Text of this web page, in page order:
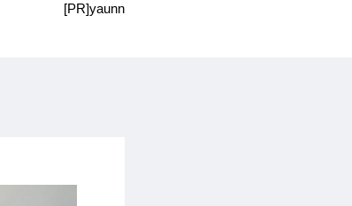
[PR]yaunn